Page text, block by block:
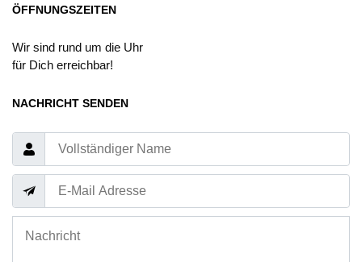
ÖFFNUNGSZEITEN
Wir sind rund um die Uhr
für Dich erreichbar!
NACHRICHT SENDEN